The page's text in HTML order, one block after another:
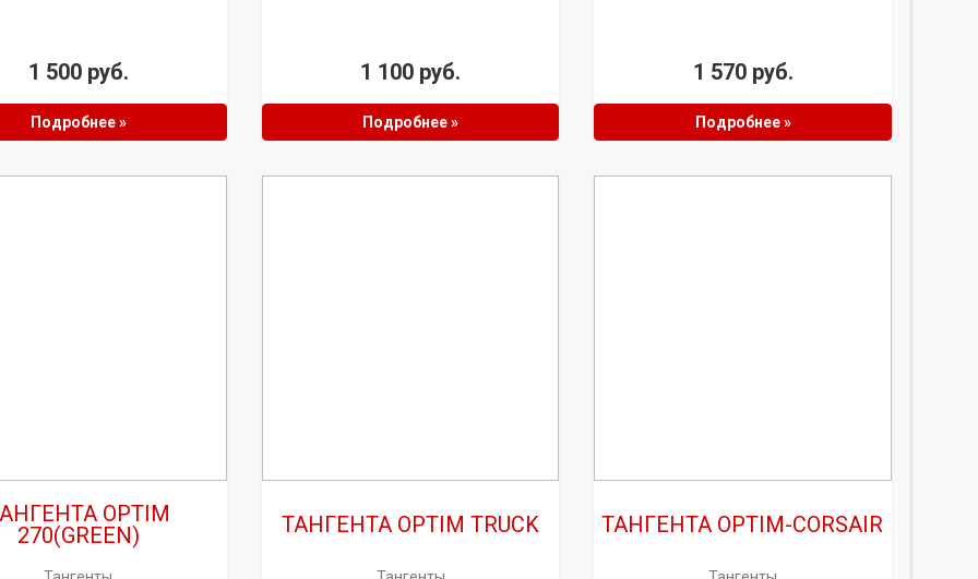
1 500 руб.
Подробнее »
1 100 руб.
Подробнее »
1 570 руб.
Подробнее »
OPTIM
270(GREEN)
ТАНГЕНТА OPTIM TRUCK ТАНГЕНТА OPTIM-CORSAIR